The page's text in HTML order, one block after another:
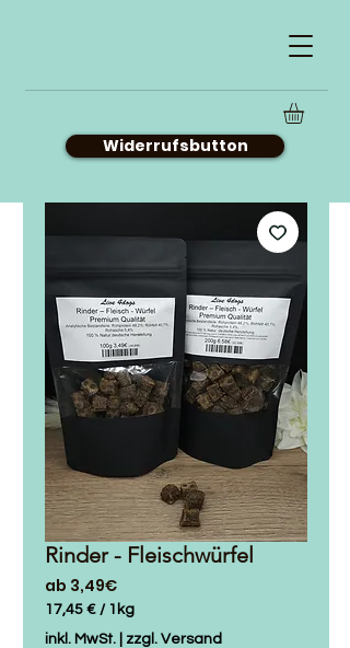
Widerrufsbutton
Rinder - Fleischwürfel
ab 3,49€Sale-
Preis
17,45 € / 1kg
17,45 €
inkl. MwSt. zzgl. Versand